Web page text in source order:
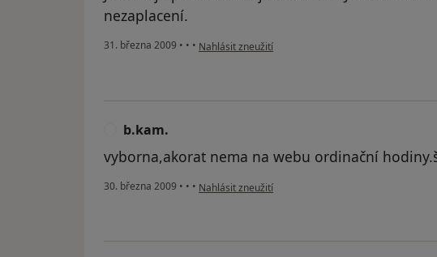
nezaplacení.
31. března 2009 • • • podle názoru uživatele Judyta
Nahlásit zneužití
b.kam.
vyborna,akorat nema na webu ordinační
30. března 2009 • • • podle názoru uživatele b.kam.
Nahlásit zneužití